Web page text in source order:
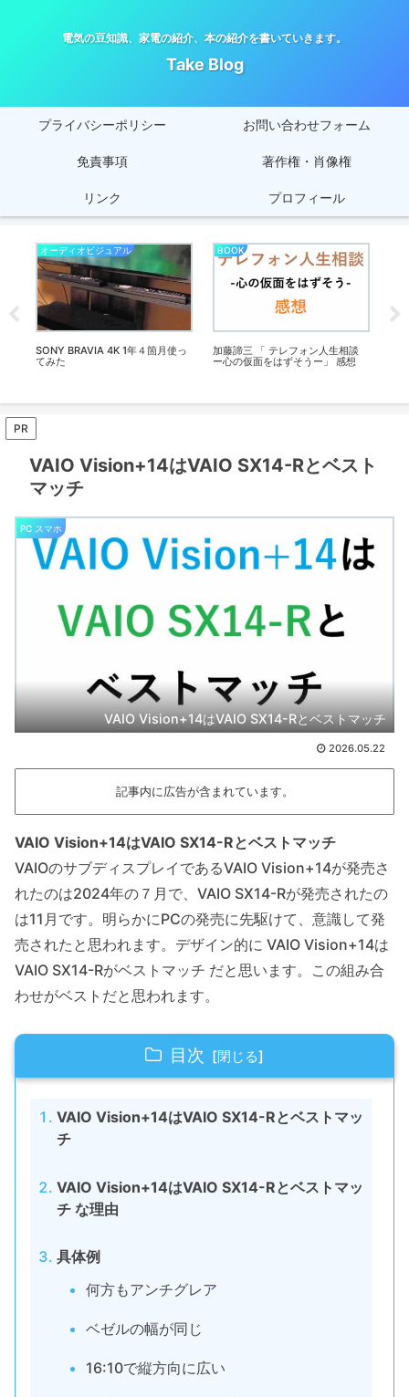
電気の豆知識、家電の紹介、本の紹介を書いていきます。
Take Blog
プライバシーポリシー お問い合わせフォーム
免責事項 著作権・肖像権
リンク プロフィール
オーディオビジュアル
SONY BRAVIA 4K 1年４箇月使っ
てみた
BOOK
加藤諦三 「 テレフォン人生相談
ー心の仮面をはずそうー」 感想
PR
VAIO Vision+14はVAIO SX14-Rとベスト
マッチ
PC スマホ
VAIO Vision+14はVAIO SX14-Rとベストマッチ
2026.05.22
記事内に広告が含まれています。
VAIO Vision+14はVAIO SX14-Rとベストマッチ
VAIOのサブディスプレイであるVAIO Vision+14が発売さ
れたのは2024年の７月で、VAIO SX14-Rが発売されたの
は11月です。明らかにPCの発売に先駆けて、意識して発
売されたと思われます。デザイン的に VAIO Vision+14は
VAIO SX14-Rがベストマッチ だと思います。この組み合
わせがベストだと思われます。
目次
VAIO Vision+14はVAIO SX14-Rとベストマッ
チ
VAIO Vision+14はVAIO SX14-Rとベストマッ
チ な理由
具体例
何方もアンチグレア
ベゼルの幅が同じ
16:10で縦方向に広い